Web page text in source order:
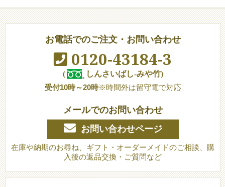
お電話でのご注文・お問い合わせ
0120-43184-3
(
しんさいばし-みや竹)
受付10時～20時※時間外は留守電で対応
メールでのお問い合わせ
お問い合わせページ
在庫や納期のお尋ね、ギフト・オーダーメイドのご相談、購
入後の返品交換・ご質問など